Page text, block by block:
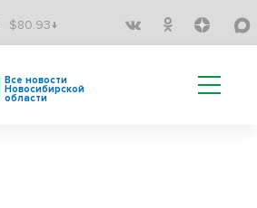
$80.93↓
Все новости
Новосибирской
области